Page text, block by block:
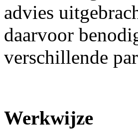
advies
daarvoor
verschillende
Werkwijze